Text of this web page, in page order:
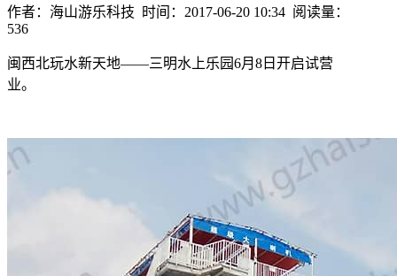
作者：海山游乐科技 时间：2017-06-20 10:34 阅读量：
536
闽西北玩水新天地——三明水上乐园6月8日开启试营
业。